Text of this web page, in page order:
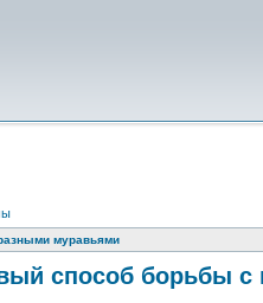
муравьями
способ борьбы с